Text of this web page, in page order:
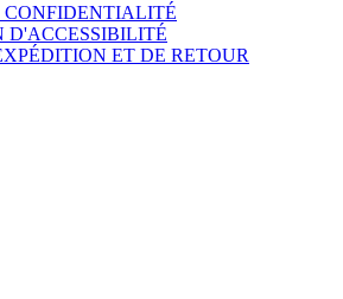
CONFIDENTIALITÉ
D'ACCESSIBILITÉ
ET DE RETOUR